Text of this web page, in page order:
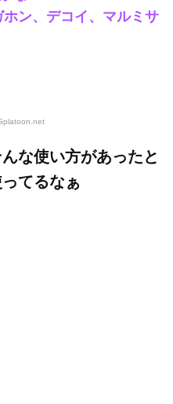
ン、デコイ、マルミサ
な使い方があったと
てるなぁ